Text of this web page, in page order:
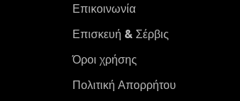
Επικοινωνία
Επισκευή & Σέρβις
Όροι χρήσης
Πολιτική Απορρήτου